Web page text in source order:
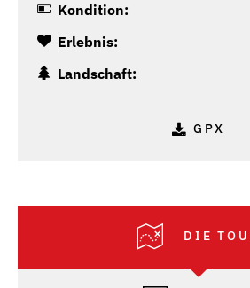
Kondition:
Erlebnis:
Landschaft:
GPX
DIE